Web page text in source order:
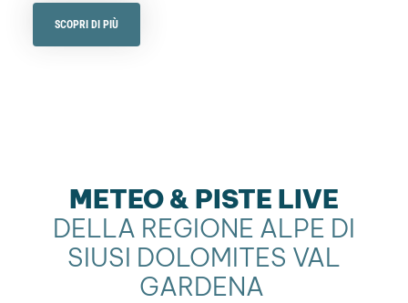
SCOPRI DI PIÙ
METEO & PISTE LIVE
DELLA REGIONE ALPE DI
SIUSI DOLOMITES VAL
GARDENA